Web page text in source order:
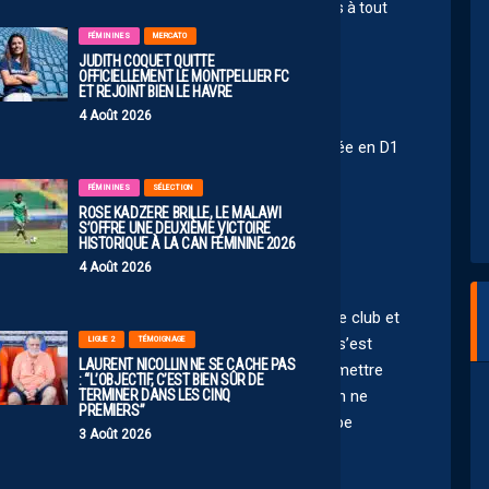
FÉMININES MERCATO
JUDITH COQUET QUITTE
OFFICIELLEMENT LE MONTPELLIER FC
ET REJOINT BIEN LE HAVRE
4 Août 2026
FÉMININES SÉLECTION
ROSE KADZERE BRILLE, LE MALAWI
S’OFFRE UNE DEUXIÈME VICTOIRE
HISTORIQUE À LA CAN FÉMININE 2026
4 Août 2026
LIGUE 2 TÉMOIGNAGE
LAURENT NICOLLIN NE SE CACHE PAS
: “L’OBJECTIF, C’EST BIEN SÛR DE
TERMINER DANS LES CINQ
PREMIERS”
3 Août 2026
effectif ! A Rodez ça bosse, cela ne réussit pas à tout
pas à la cheville d’Ursule pour le recrutement.
autrichienne,vient de marquer le but de la montée en D1
commentaires. Vu de Paris, il y a un mec à
par an et qui est technique, et qui représente le club et
personnes qui n’ont pas trop idée de ce qui s’est
de recruter d’autres joueurs pour ne pas mettre
ni Cabella, et Stambouli. Surtout pas. On ne
le système Savanier qui a conduit une équipe